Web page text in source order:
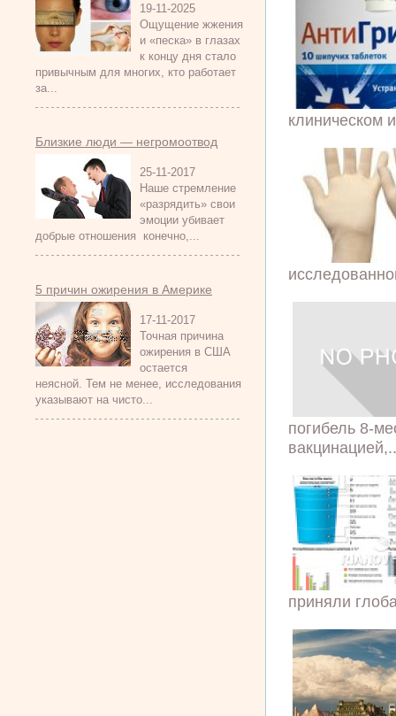
19-11-2025
Ощущение жжения
и «песка» в глазах
к концу дня стало
привычным для многих, кто работает
за...
Близкие люди — негромоотвод
25-11-2017
Наше стремление
«разрядить» свои
эмоции убивает
добрые отношения конечно,...
5 причин ожирения в Америке
17-11-2017
Точная причина
ожирения в США
остается
неясной. Тем не менее, исследования
указывают на чисто...
клиническом
погибель 8-
приняли